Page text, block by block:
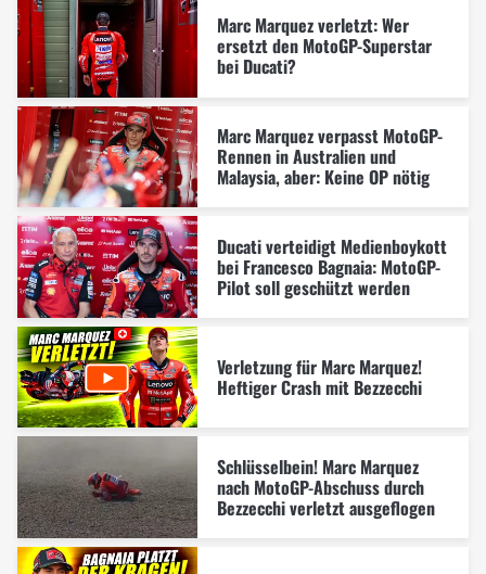
Marc Marquez verletzt: Wer
ersetzt den MotoGP-Superstar
bei Ducati?
Marc Marquez verpasst MotoGP-
Rennen in Australien und
Malaysia, aber: Keine OP nötig
Ducati verteidigt Medienboykott
bei Francesco Bagnaia: MotoGP-
Pilot soll geschützt werden
Verletzung für Marc Marquez!
Heftiger Crash mit Bezzecchi
Schlüsselbein! Marc Marquez
nach MotoGP-Abschuss durch
Bezzecchi verletzt ausgeflogen